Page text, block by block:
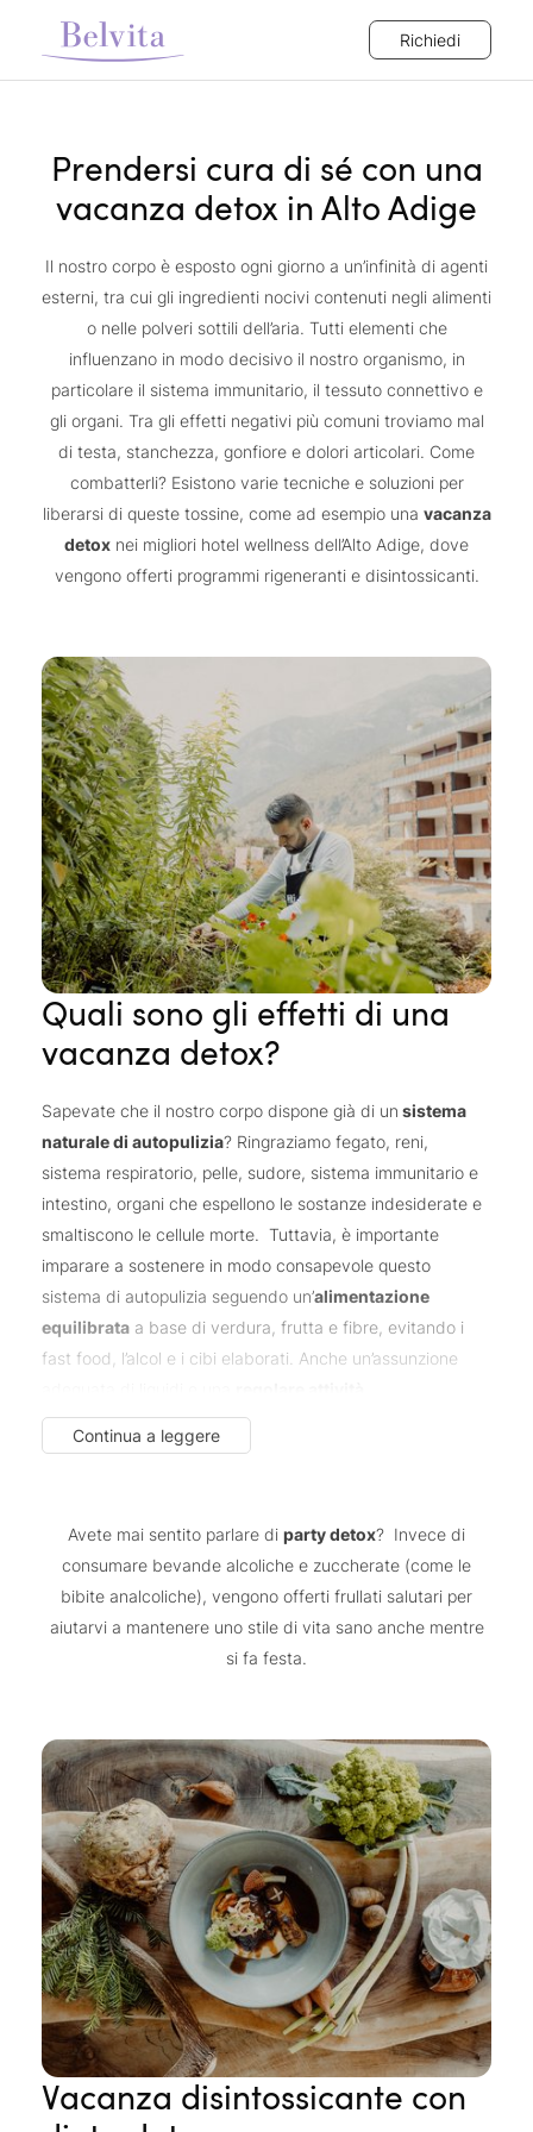
Richiedi
Prendersi cura di sé con una
vacanza detox in Alto Adige
Il nostro corpo è esposto ogni giorno a un’infinità di agenti
esterni, tra cui gli ingredienti nocivi contenuti negli alimenti
o nelle polveri sottili dell’aria. Tutti elementi che
influenzano in modo decisivo il nostro organismo, in
particolare il sistema immunitario, il tessuto connettivo e
gli organi. Tra gli effetti negativi più comuni troviamo mal
di testa, stanchezza, gonfiore e dolori articolari. Come
combatterli? Esistono varie tecniche e soluzioni per
liberarsi di queste tossine, come ad esempio una vacanza
detox nei migliori hotel wellness dell’Alto Adige, dove
vengono offerti programmi rigeneranti e disintossicanti.
Quali sono gli effetti di una
vacanza detox?
Sapevate che il nostro corpo dispone già di un sistema
naturale di autopulizia? Ringraziamo fegato, reni,
sistema respiratorio, pelle, sudore, sistema immunitario e
intestino, organi che espellono le sostanze indesiderate e
smaltiscono le cellule morte. Tuttavia, è importante
imparare a sostenere in modo consapevole questo
sistema di autopulizia seguendo un’alimentazione
equilibrata a base di verdura, frutta e fibre, evitando i
fast food, l’alcol e i cibi elaborati. Anche un’assunzione
fisicafavoriscono l’eliminazione delle tossine durante una
vacanza disintossicante in Alto Adige. I dintorni dei nostri
muoversi, esplorare e divertirsi in armonia con la natura. E
se piove? Continuate a mantenervi in forma nelle sale
fitness dei Belvita Leading Wellnesshotels Südtirol dotate
di attrezzi di ultima generazione. Anche laqualità del
non va sottovalutata per supportare l’organismo nel
Continua a leggere
Avete mai sentito parlare di party detox? Invece di
consumare bevande alcoliche e zuccherate (come le
bibite analcoliche), vengono offerti frullati salutari per
aiutarvi a mantenere uno stile di vita sano anche mentre
si fa festa.
Vacanza disintossicante con